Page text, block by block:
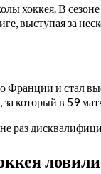
хоккея. В
выступая за
и стал
за который в 59
раз